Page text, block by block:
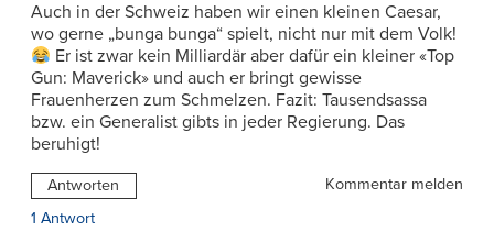
Auch in der Schweiz haben wir einen kleinen Caesar,
wo gerne „bunga bunga“ spielt, nicht nur mit dem Volk!
Er ist zwar kein Milliardär aber dafür ein kleiner «Top
Gun: Maverick» und auch er bringt gewisse
Frauenherzen zum Schmelzen. Fazit: Tausendsassa
bzw. ein Generalist gibts in jeder Regierung. Das
beruhigt!
Antworten
Kommentar melden
1 Antwort